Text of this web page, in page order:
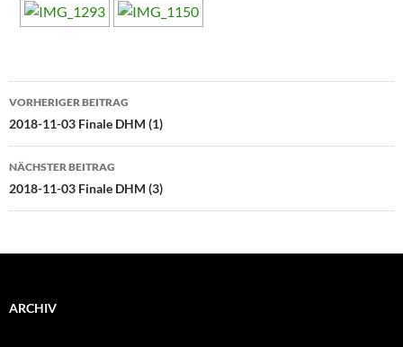
Beitragsnavigation
VORHERIGER BEITRAG
2018-11-03 Finale DHM (1)
NÄCHSTER BEITRAG
2018-11-03 Finale DHM (3)
ARCHIV